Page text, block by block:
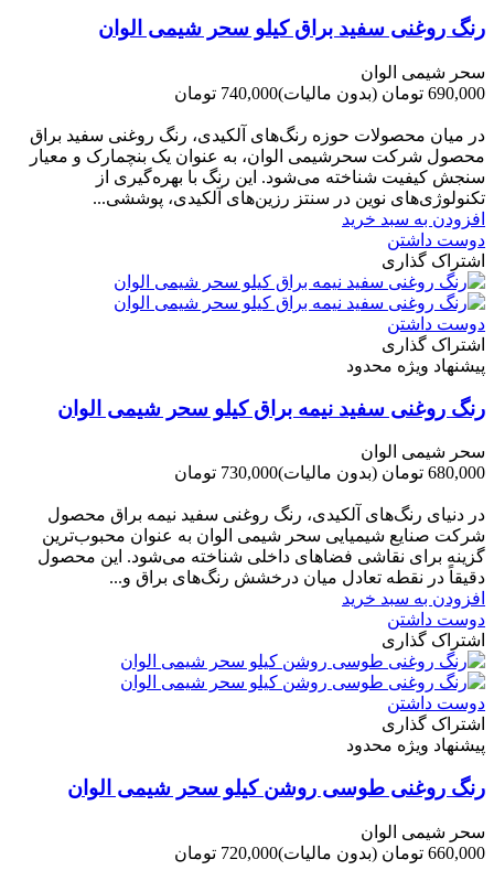
رنگ روغنی سفید براق کیلو سحر شیمی الوان
سحر شیمی الوان
690,000 تومان
(بدون مالیات)740,000 تومان
در میان محصولات حوزه رنگ‌های آلکیدی، رنگ روغنی سفید براق
محصول شرکت سحرشیمی الوان، به عنوان یک بنچمارک و معیار
سنجش کیفیت شناخته می‌شود. این رنگ با بهره‌گیری از
تکنولوژی‌های نوین در سنتز رزین‌های آلکیدی، پوششی...
افزودن به سبد خرید
دوست داشتن
اشتراک گذاری
دوست داشتن
اشتراک گذاری
پیشنهاد ویژه محدود
رنگ روغنی سفید نیمه براق کیلو سحر شیمی الوان
سحر شیمی الوان
680,000 تومان
(بدون مالیات)730,000 تومان
در دنیای رنگ‌های آلکیدی، رنگ روغنی سفید نیمه براق محصول
شرکت صنایع شیمیایی سحر شیمی الوان به عنوان محبوب‌ترین
گزینه برای نقاشی فضاهای داخلی شناخته می‌شود. این محصول
دقیقاً در نقطه تعادل میان درخشش رنگ‌های براق و...
افزودن به سبد خرید
دوست داشتن
اشتراک گذاری
دوست داشتن
اشتراک گذاری
پیشنهاد ویژه محدود
رنگ روغنی طوسی روشن کیلو سحر شیمی الوان
سحر شیمی الوان
660,000 تومان
(بدون مالیات)720,000 تومان